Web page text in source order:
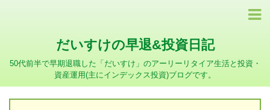
だいすけの早退&投資日記
50代前半で早期退職した「だいすけ」のアーリーリタイア生活と投資・
資産運用(主にインデックス投資)ブログです。